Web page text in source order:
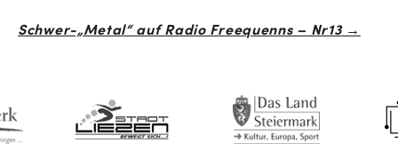
Schwer-„Metal“ auf Radio Freequenns – Nr13→